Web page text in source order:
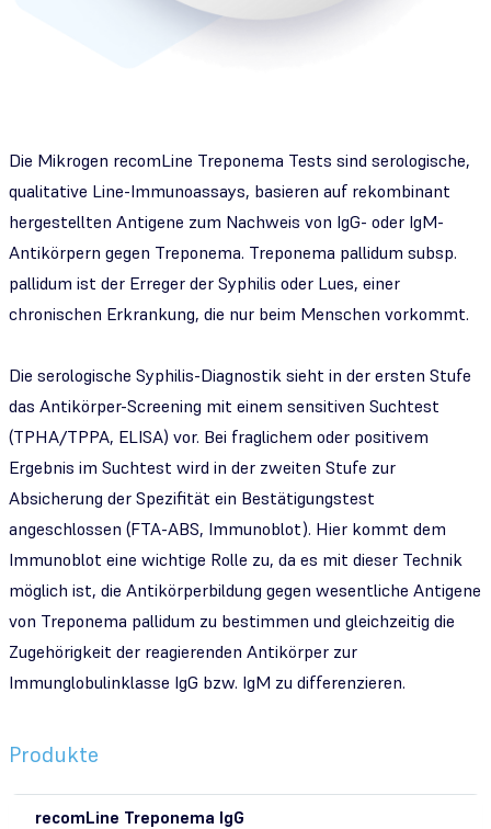
Die Mikrogen recomLine Treponema Tests sind serologische,
qualitative Line-Immunoassays, basieren auf rekombinant
hergestellten Antigene zum Nachweis von IgG- oder IgM-
Antikörpern gegen Treponema. Treponema pallidum subsp.
pallidum ist der Erreger der Syphilis oder Lues, einer
chronischen Erkrankung, die nur beim Menschen vorkommt.
Die serologische Syphilis-Diagnostik sieht in der ersten Stufe
das Antikörper-Screening mit einem sensitiven Suchtest
(TPHA/TPPA, ELISA) vor. Bei fraglichem oder positivem
Ergebnis im Suchtest wird in der zweiten Stufe zur
Absicherung der Spezifität ein Bestätigungstest
angeschlossen (FTA-ABS, Immunoblot). Hier kommt dem
Immunoblot eine wichtige Rolle zu, da es mit dieser Technik
möglich ist, die Antikörperbildung gegen wesentliche Antigene
von Treponema pallidum zu bestimmen und gleichzeitig die
Zugehörigkeit der reagierenden Antikörper zur
Immunglobulinklasse IgG bzw. IgM zu differenzieren.
Produkte
recomLine Treponema IgG